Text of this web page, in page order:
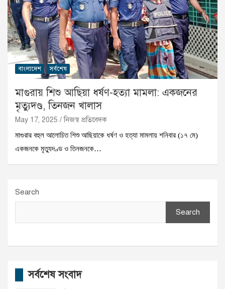
বাংলাদেশ সর্বশেষ
মাগুরায় শিশু আছিয়া ধর্ষণ-হত্যা মামলা: একজনের
মৃত্যুদণ্ড, তিনজন খালাস
May 17, 2025 নিজস্ব প্রতিবেদক
মাগুরার বহুল আলোচিত শিশু আছিয়াকে ধর্ষণ ও হত্যা মামলায় শনিবার (১৭ মে)
একজনকে মৃত্যুদণ্ড ও তিনজনকে…
Search
Search
সর্বশেষ সংবাদ